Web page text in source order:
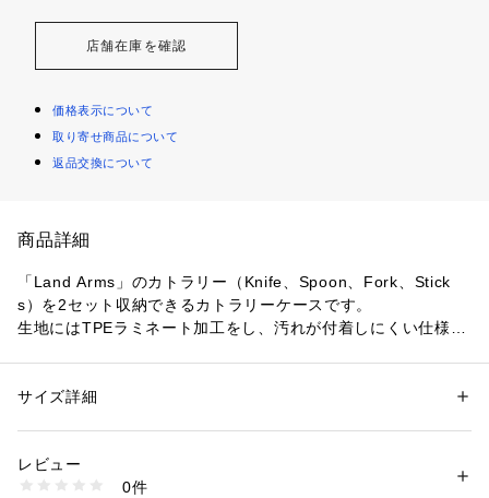
店舗在庫を確認
価格表示について
取り寄せ商品について
返品交換について
商品詳細
「Land Arms」のカトラリー（Knife、Spoon、Fork、Stick
s）を2セット収納できるカトラリーケースです。
生地にはTPEラミネート加工をし、汚れが付着しにくい仕様。
トラップに連結し、首からぶら下げて使用することも可能。
性別：レディース
ッズ
1077100000015
サイズ詳細
レビュー
0件